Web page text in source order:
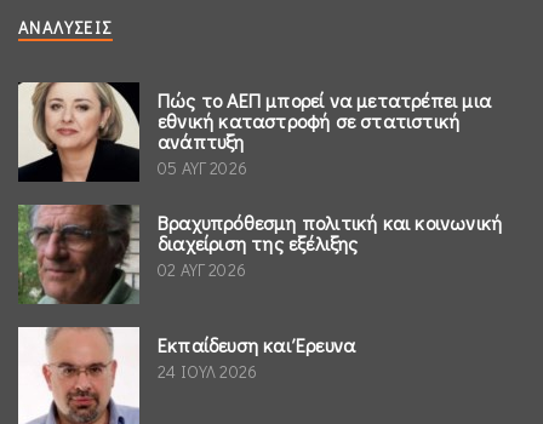
ΑΝΑΛΎΣΕΙΣ
Πώς το ΑΕΠ μπορεί να μετατρέπει μια
εθνική καταστροφή σε στατιστική
ανάπτυξη
05 ΑΥΓ 2026
Βραχυπρόθεσμη πολιτική και κοινωνική
διαχείριση της εξέλιξης
02 ΑΥΓ 2026
Εκπαίδευση και Έρευνα
24 ΙΟΥΛ 2026